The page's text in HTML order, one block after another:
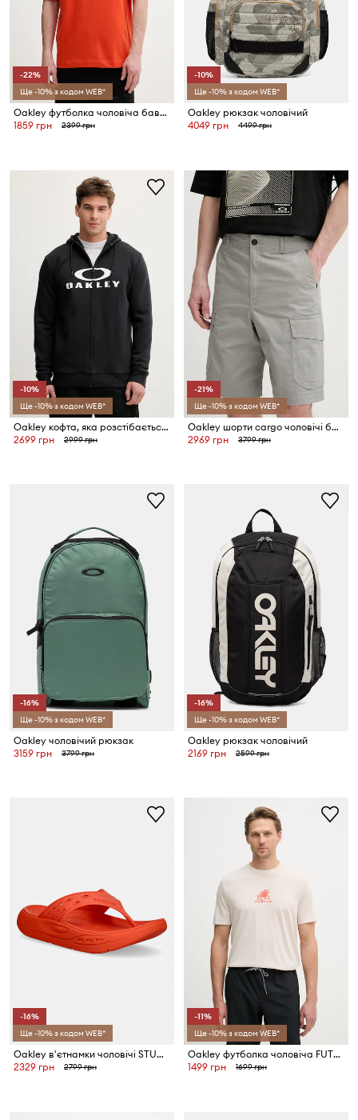
-22%
Ще -10% з кодом WEB*
Oakley футболка чоловіча бавовняна MTN RIDGE
1859 грн
2399 грн
-10%
Ще -10% з кодом WEB*
Oakley рюкзак чоловічий
4049 грн
4499 грн
-10%
Ще -10% з кодом WEB*
Oakley кофта, яка розстібається, з капюшоном чоловіча з бавовною
2699 грн
2999 грн
-21%
Ще -10% з кодом WEB*
Oakley шорти cargo чоловічі бавовняні з еластаном
2969 грн
3799 грн
-16%
Ще -10% з кодом WEB*
Oakley чоловічий рюкзак
3159 грн
3799 грн
-16%
Ще -10% з кодом WEB*
Oakley рюкзак чоловічий
2169 грн
2599 грн
-16%
Ще -10% з кодом WEB*
Oakley в'єтнамки чоловічі STUDIO
2329 грн
2799 грн
-11%
Ще -10% з кодом WEB*
Oakley футболка чоловіча FUTURESCAPE FROG
1499 грн
1699 грн